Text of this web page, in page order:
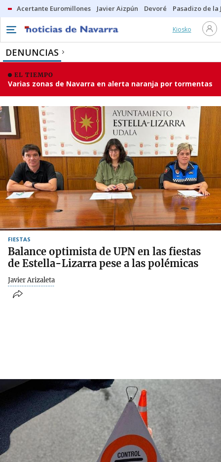
Acertante Euromillones Javier Aizpún Devoré Pasadizo de la
Kiosko
DENUNCIAS
EL TIEMPO
Varias zonas de Navarra en alerta naranja por tormentas
FIESTAS
Balance optimista de UPN en las fiestas
de Estella-Lizarra pese a las polémicas
Javier Arizaleta